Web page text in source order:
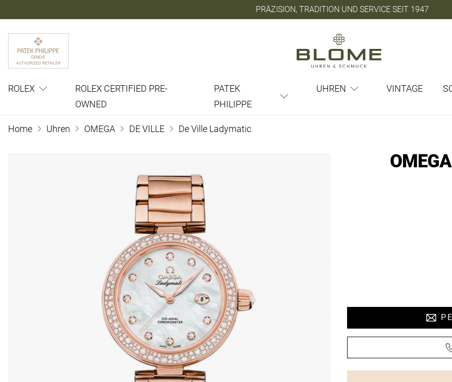
PRÄZISION, TRADITION UND SERVICE SEIT 1947
ROLEX
ROLEX CERTIFIED PRE-
OWNED
PATEK
PHILIPPE
UHREN VINTAGE
Home Uhren OMEGA DE VILLE De Ville Ladymatic